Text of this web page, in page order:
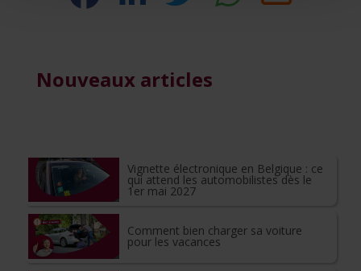
Nouveaux articles
Vignette électronique en Belgique : ce
qui attend les automobilistes dès le
1er mai 2027
Comment bien charger sa voiture
pour les vacances